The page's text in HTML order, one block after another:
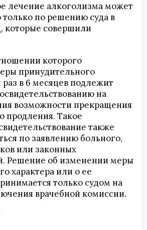
лечение алкоголизма может
только по решению суда в
которые совершили
которого
принудительного
раз в 6 месяцев подлежит
на
возможности прекращения
продления. Такое
также
по заявлению больного,
или законных
Решение об изменении меры
характера или о ее
только судом на
врачебной комиссии.